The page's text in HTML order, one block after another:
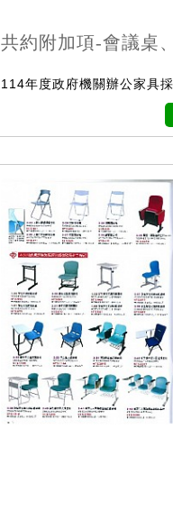
共約附加項-會議桌
114年度政府機關辦公家具